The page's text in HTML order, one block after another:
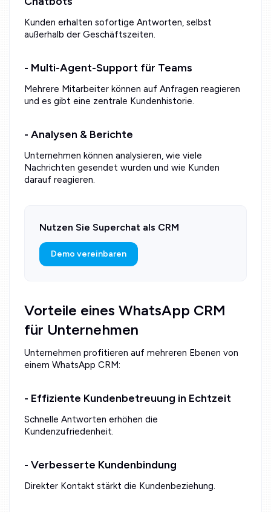
Kunden erhalten sofortige Antworten, selbst
außerhalb der Geschäftszeiten.
- Multi-Agent-Support für Teams
Mehrere Mitarbeiter können auf Anfragen reagieren
und es gibt eine zentrale Kundenhistorie.
- Analysen & Berichte
Unternehmen können analysieren, wie viele
Nachrichten gesendet wurden und wie Kunden
darauf reagieren.
Nutzen Sie Superchat als CRM
Demo vereinbaren
Vorteile eines WhatsApp CRM
für Unternehmen
Unternehmen profitieren auf mehreren Ebenen von
einem WhatsApp CRM:
- Effiziente Kundenbetreuung in Echtzeit
Schnelle Antworten erhöhen die
Kundenzufriedenheit.
- Verbesserte Kundenbindung
Direkter Kontakt stärkt die Kundenbeziehung.